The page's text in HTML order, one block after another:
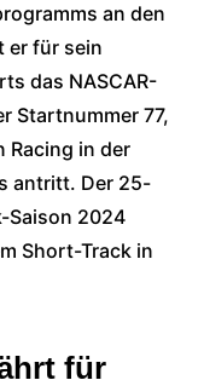
an den
er für sein
das NASCAR-
Startnummer 77,
Racing in der
antritt. Der 25-
Saison 2024
Short-Track in
für